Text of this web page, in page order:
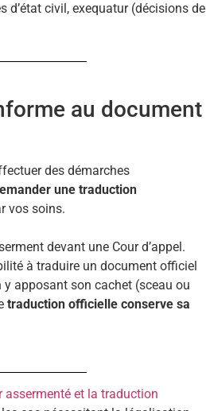
d’état civil, exequatur (décisions de
au document
des démarches
une traduction
vos soins.
devant une Cour d’appel.
à traduire un document officiel
apposant son cachet (sceau ou
traduction officielle conserve sa
et la traduction